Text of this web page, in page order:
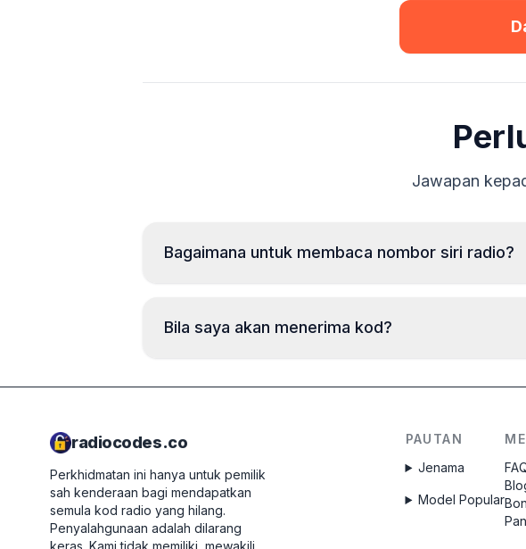
Jawapan
Bagaimana untuk membaca nombor siri radio?
Bila saya akan menerima kod?
Kod akan
radiocodes.co
Perkhidmatan ini hanya untuk pemilik
sah kenderaan bagi mendapatkan
semula kod radio yang hilang.
Penyalahgunaan adalah dilarang
keras. Kami tidak memiliki, mewakili
PAUTAN
Jenama
Model Popular